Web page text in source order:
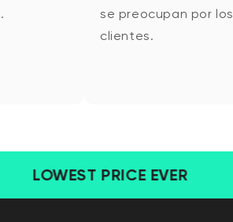
se preocupan por los
clientes.